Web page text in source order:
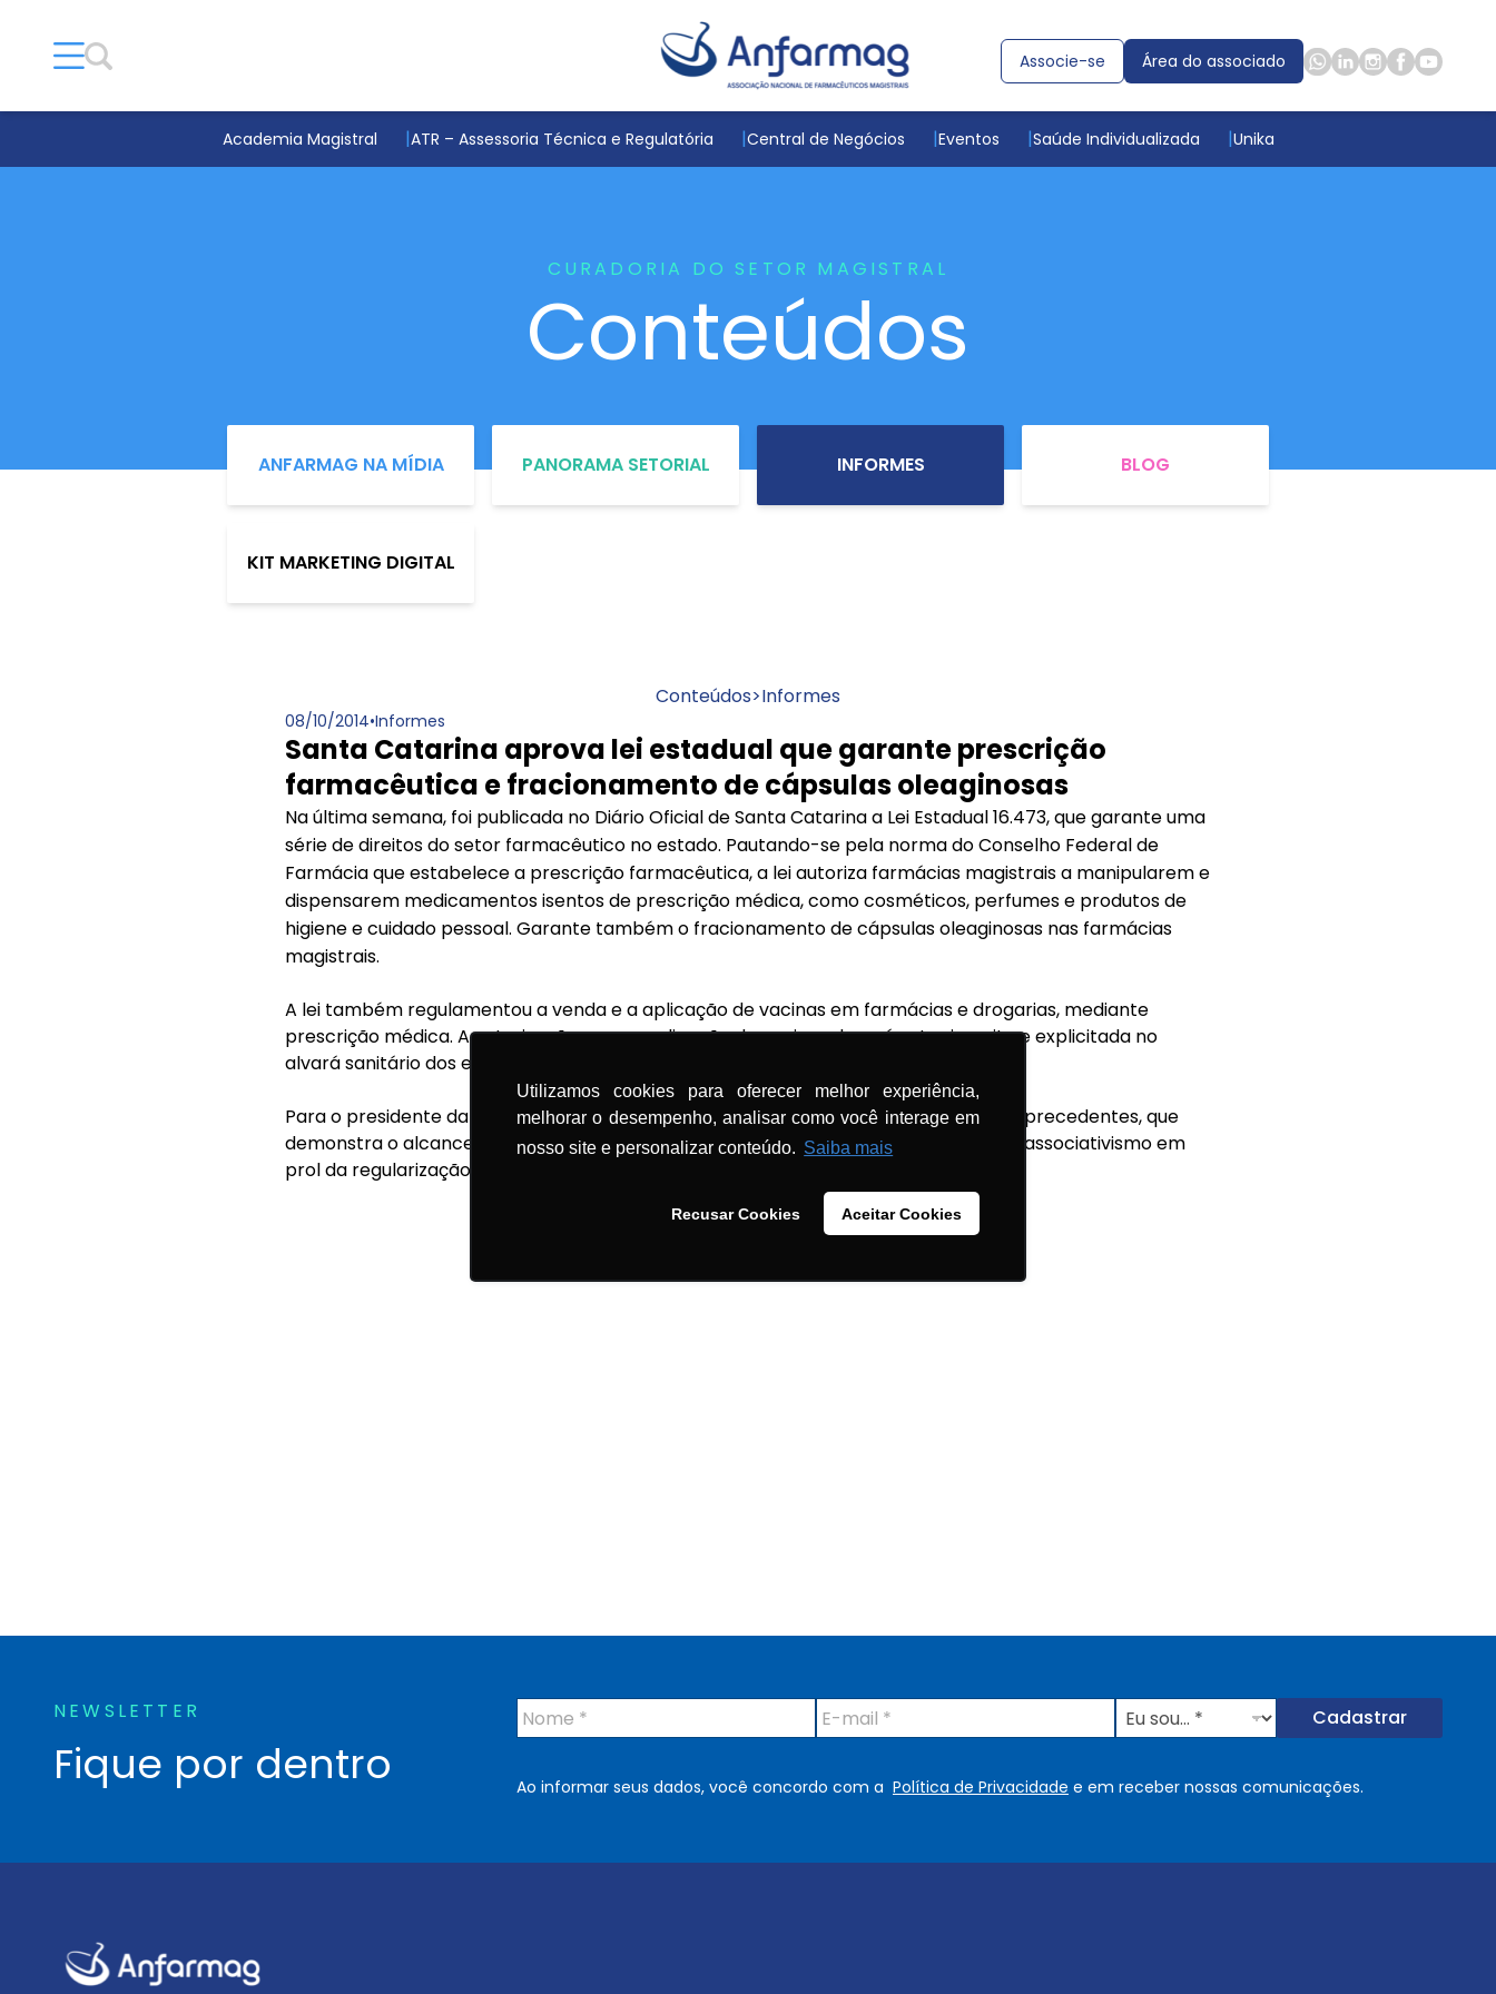
Utilizamos cookies para oferecer melhor experiência,
melhorar o desempenho, analisar como você interage em
nosso site e personalizar conteúdo. Saiba mais
Recusar Cookies Aceitar Cookies
Associe-se Área do associado
Academia Magistral ATR – Assessoria Técnica e Regulatória Central de Negócios Eventos Saúde Individualizada Unika
CURADORIA DO SETOR MAGISTRAL
Conteúdos
ANFARMAG NA MÍDIA PANORAMA SETORIAL INFORMES BLOG
KIT MARKETING DIGITAL
Conteúdos>Informes
08/10/2014•Informes
Santa Catarina aprova lei estadual que garante prescrição
farmacêutica e fracionamento de cápsulas oleaginosas
Na última semana, foi publicada no Diário Oficial de Santa Catarina a Lei Estadual 16.473, que garante uma
série de direitos do setor farmacêutico no estado. Pautando-se pela norma do Conselho Federal de
Farmácia que estabelece a prescrição farmacêutica, a lei autoriza farmácias magistrais a manipularem e
dispensarem medicamentos isentos de prescrição médica, como cosméticos, perfumes e produtos de
higiene e cuidado pessoal. Garante também o fracionamento de cápsulas oleaginosas nas farmácias
magistrais.
A lei também regulamentou a venda e a aplicação de vacinas em farmácias e drogarias, mediante
prescrição médica. A autorização para a aplicação de vacinas deverá estar inscrita e explicitada no
alvará sanitário dos estabelecimentos.
Para o presidente da Regional SC, Rodrigo Michels Rocha, essa é uma conquista sem precedentes, que
demonstra o alcance potencial de nossas ações quando lançamos mão da força do associativismo em
prol da regularização para o crescimento econômico do setor.
NEWSLETTER
Fique por dentro
N
o
*
E
-
i
E
u
u
Cadastrar
Ao informar seus dados, você concordo com a Política de Privacidade e em receber nossas comunicações.